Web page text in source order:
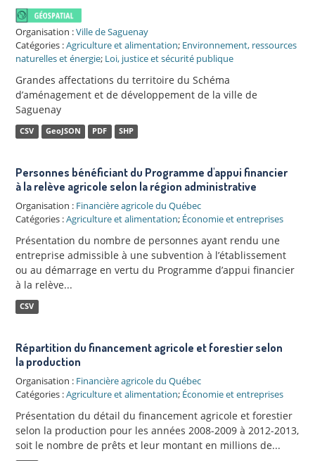
Organisation :Ville de Saguenay
Catégories :Agriculture et alimentation; Environnement, ressources
naturelles et énergie; Loi, justice et sécurité publique
Grandes affectations du territoire du Schéma
d’aménagement et de développement de la ville de
Saguenay
CSV GeoJSON PDF SHP
Personnes bénéficiant du Programme d'appui financier
à la relève agricole selon la région administrative
Organisation : Financière agricole du Québec
Catégories :Agriculture et alimentation; Économie et entreprises
Présentation du nombre de personnes ayant rendu une
entreprise admissible à une subvention à l’établissement
ou au démarrage en vertu du Programme d’appui financier
à la relève...
CSV
Répartition du financement agricole et forestier selon
la production
Organisation : Financière agricole du Québec
Catégories :Agriculture et alimentation; Économie et entreprises
Présentation du détail du financement agricole et forestier
selon la production pour les années 2008-2009 à 2012-2013,
soit le nombre de prêts et leur montant en millions de...